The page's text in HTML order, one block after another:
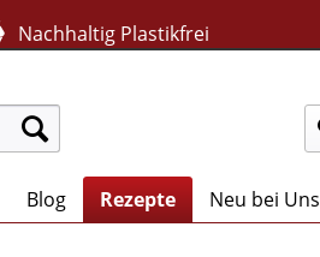
Nachhaltig Plastikfrei
Blog Rezepte Neu bei Uns